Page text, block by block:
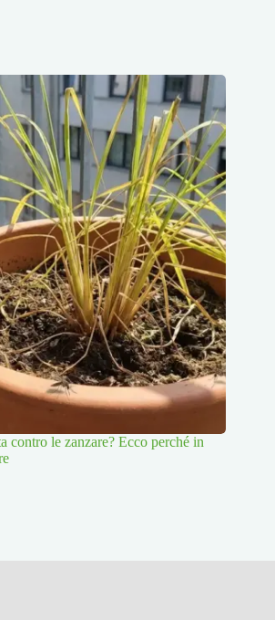
contro le zanzare? Ecco perché in